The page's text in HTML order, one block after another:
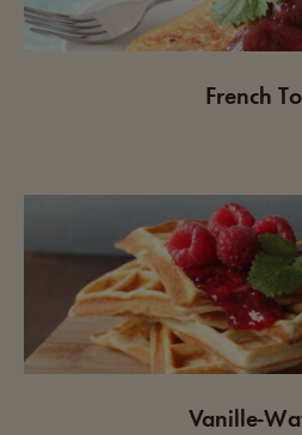
French
Vanille-